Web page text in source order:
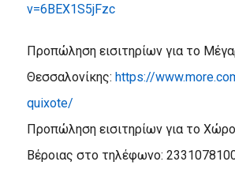
v=6BEX1S5jFzc
Προπώληση εισιτηρίων για το
Θεσσαλονίκης: https://
quixote/
Προπώληση εισιτηρίων για το
Βέροιας στο τηλέφωνο: